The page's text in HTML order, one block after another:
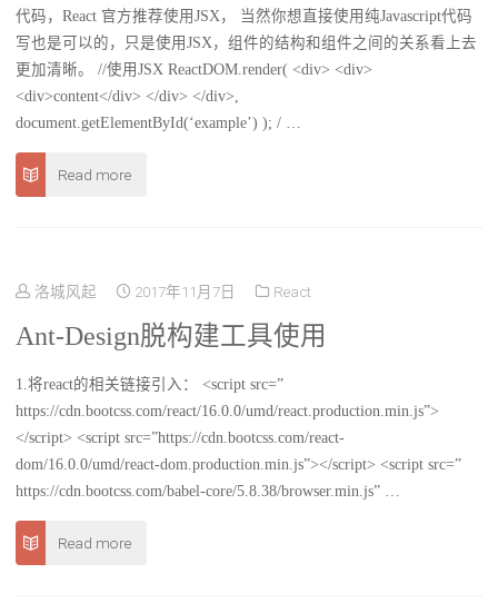
代码，React 官方推荐使用JSX， 当然你想直接使用纯Javascript代码
写也是可以的，只是使用JSX，组件的结构和组件之间的关系看上去
更加清晰。 //使用JSX ReactDOM.render( <div> <div>
<div>content</div> </div> </div>,
document.getElementById(‘example’) ); / …
Read more
洛城风起 2017年11月7日 React
Ant-Design脱构建工具使用
1.将react的相关链接引入： <script src=”
https://cdn.bootcss.com/react/16.0.0/umd/react.production.min.js”>
</script> <script src=”https://cdn.bootcss.com/react-
dom/16.0.0/umd/react-dom.production.min.js”></script> <script src=”
https://cdn.bootcss.com/babel-core/5.8.38/browser.min.js” …
Read more